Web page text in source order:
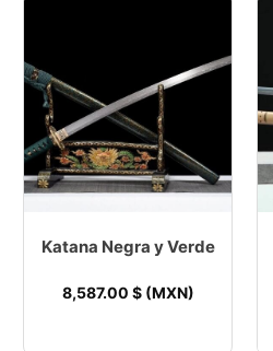
Katana Negra y Verde
8,587.00 $ (MXN)